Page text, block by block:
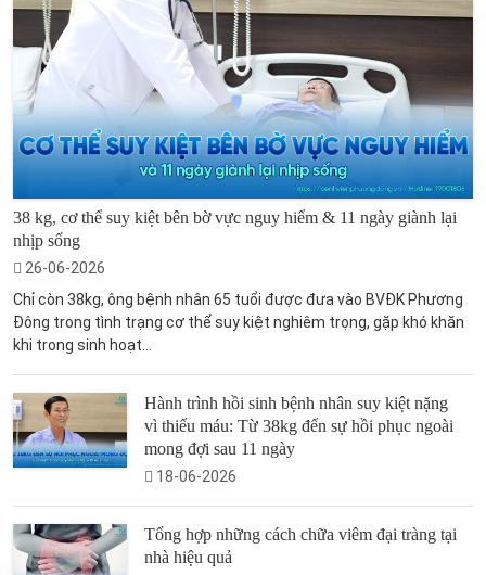
38 kg, cơ thể suy kiệt bên bờ vực nguy hiểm & 11 ngày giành lại
nhịp sống
26-06-2026
Chỉ còn 38kg, ông bệnh nhân 65 tuổi được đưa vào BVĐK Phương
Đông trong tình trạng cơ thể suy kiệt nghiêm trọng, gặp khó khăn
khi trong sinh hoạt...
Hành trình hồi sinh bệnh nhân suy kiệt nặng
vì thiếu máu: Từ 38kg đến sự hồi phục ngoài
mong đợi sau 11 ngày
18-06-2026
Tổng hợp những cách chữa viêm đại tràng tại
nhà hiệu quả